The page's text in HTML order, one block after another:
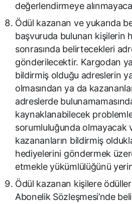
değerlendirmeye
Ödül kazanan ve yukarıda
başvuruda bulunan kişilerin
sonrasında belirtecekleri
gönderilecektir. Kargodan
bildirmiş olduğu adreslerin
olmasından ya da
adreslerde
kaynaklanabilecek
sorumluluğunda olmayacak
kazananların bildirmiş
hediyelerini göndermek
etmekle yükümlülüğünü
Ödül kazanan kişilere
Abonelik Sözleşmesi’nde